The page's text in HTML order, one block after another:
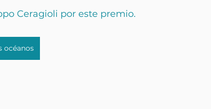
Ceragioli por este premio.
océanos